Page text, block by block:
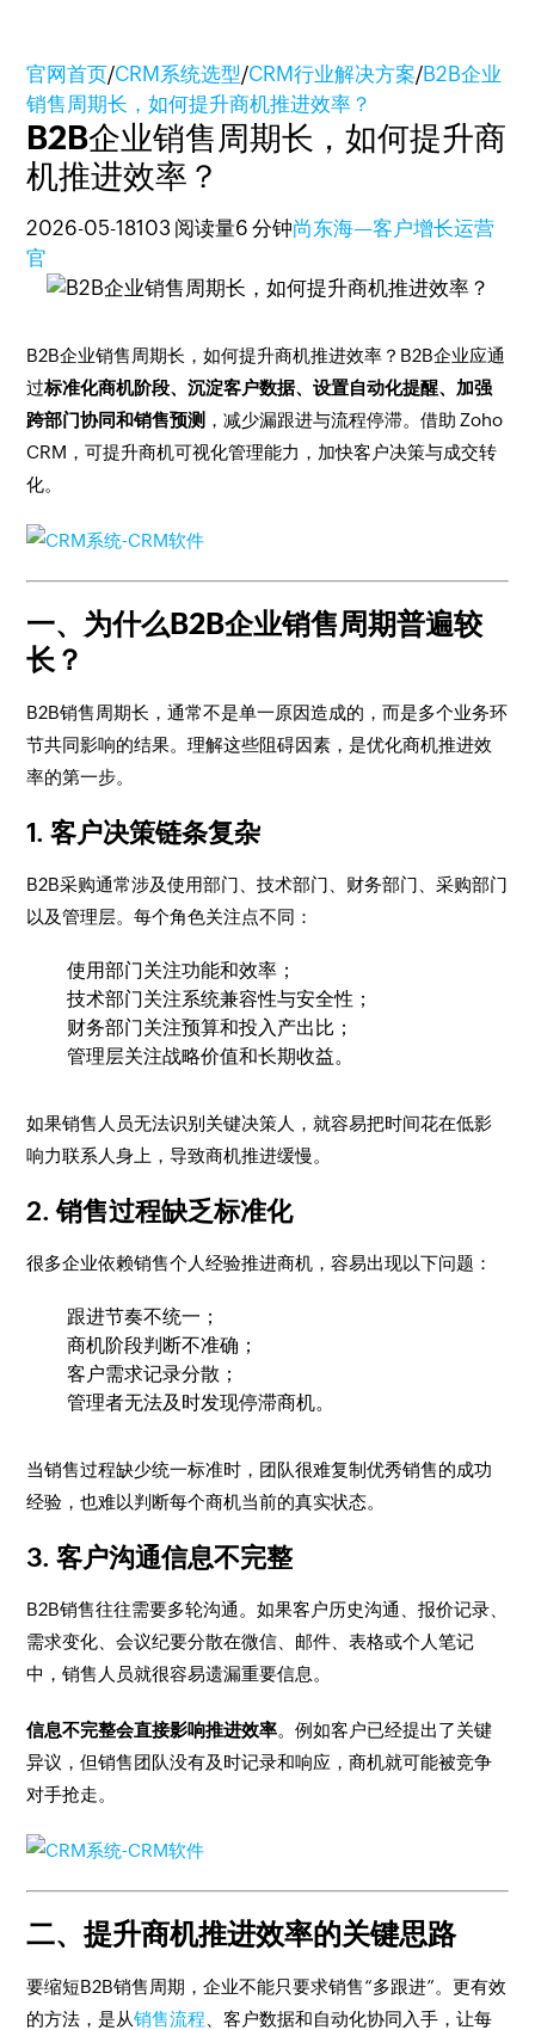
官网首页/CRM系统选型/CRM行业解决方案/B2B企业
销售周期长，如何提升商机推进效率？
B2B企业销售周期长，如何提升商
机推进效率？
2026-05-18103 阅读量6 分钟尚东海—客户增长运营
官
B2B企业销售周期长，如何提升商机推进效率？B2B企业应通
过标准化商机阶段、沉淀客户数据、设置自动化提醒、加强
跨部门协同和销售预测 ，减少漏跟进与流程停滞。借助 Zoho
CRM，可提升商机可视化管理能力，加快客户决策与成交转
化。
一、为什么B2B企业销售周期普遍较
长？
B2B销售周期长，通常不是单一原因造成的，而是多个业务环
节共同影响的结果。理解这些阻碍因素，是优化商机推进效
率的第一步。
1. 客户决策链条复杂
B2B采购通常涉及使用部门、技术部门、财务部门、采购部门
以及管理层。每个角色关注点不同：
使用部门关注功能和效率；
技术部门关注系统兼容性与安全性；
财务部门关注预算和投入产出比；
管理层关注战略价值和长期收益。
如果销售人员无法识别关键决策人，就容易把时间花在低影
响力联系人身上，导致商机推进缓慢。
2. 销售过程缺乏标准化
很多企业依赖销售个人经验推进商机，容易出现以下问题：
跟进节奏不统一；
商机阶段判断不准确；
客户需求记录分散；
管理者无法及时发现停滞商机。
当销售过程缺少统一标准时，团队很难复制优秀销售的成功
经验，也难以判断每个商机当前的真实状态。
3. 客户沟通信息不完整
B2B销售往往需要多轮沟通。如果客户历史沟通、报价记录、
需求变化、会议纪要分散在微信、邮件、表格或个人笔记
中，销售人员就很容易遗漏重要信息。
信息不完整会直接影响推进效率。例如客户已经提出了关键
异议，但销售团队没有及时记录和响应，商机就可能被竞争
对手抢走。
二、提升商机推进效率的关键思路
要缩短B2B销售周期，企业不能只要求销售“多跟进”。更有效
的方法，是从销售流程 、客户数据和自动化协同入手，让每